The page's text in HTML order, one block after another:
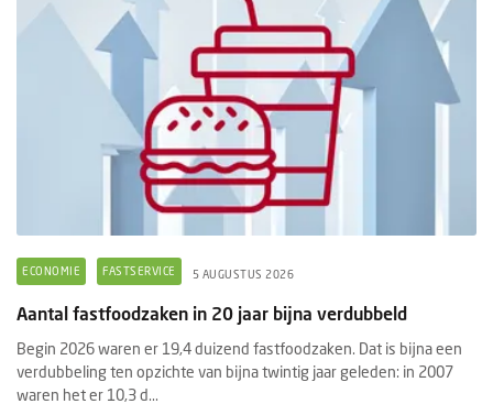
ECONOMIE FASTSERVICE 5 AUGUSTUS 2026
Aantal fastfoodzaken in 20 jaar bijna verdubbeld
Begin 2026 waren er 19,4 duizend fastfoodzaken. Dat is bijna een
verdubbeling ten opzichte van bijna twintig jaar geleden: in 2007
waren het er 10,3 d...